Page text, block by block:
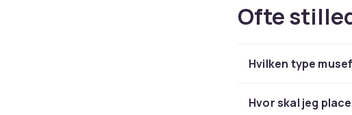
Kombinér
For bedst mulig
hurtig levering
Ofte
Hvilken type
Hvor skal jeg